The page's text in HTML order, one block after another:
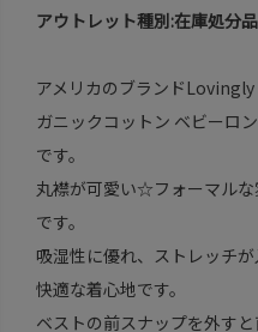
アウトレット種別:在庫処分品
アメリカのブランド
ガニックコットン ベビーロ
です。
丸襟が可愛い☆フォーマル
です。
吸湿性に優れ、ストレッチ
快適な着心地です。
ベストの前スナップを外す